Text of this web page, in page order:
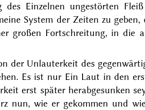
Einzelnen ungestörten
System der Zeiten zu geben,
großen Fortschreitung, in die
der Unlauterkeit des
Es ist nur Ein Laut in den
erst später herabgesunken
nun, wie er gekommen und